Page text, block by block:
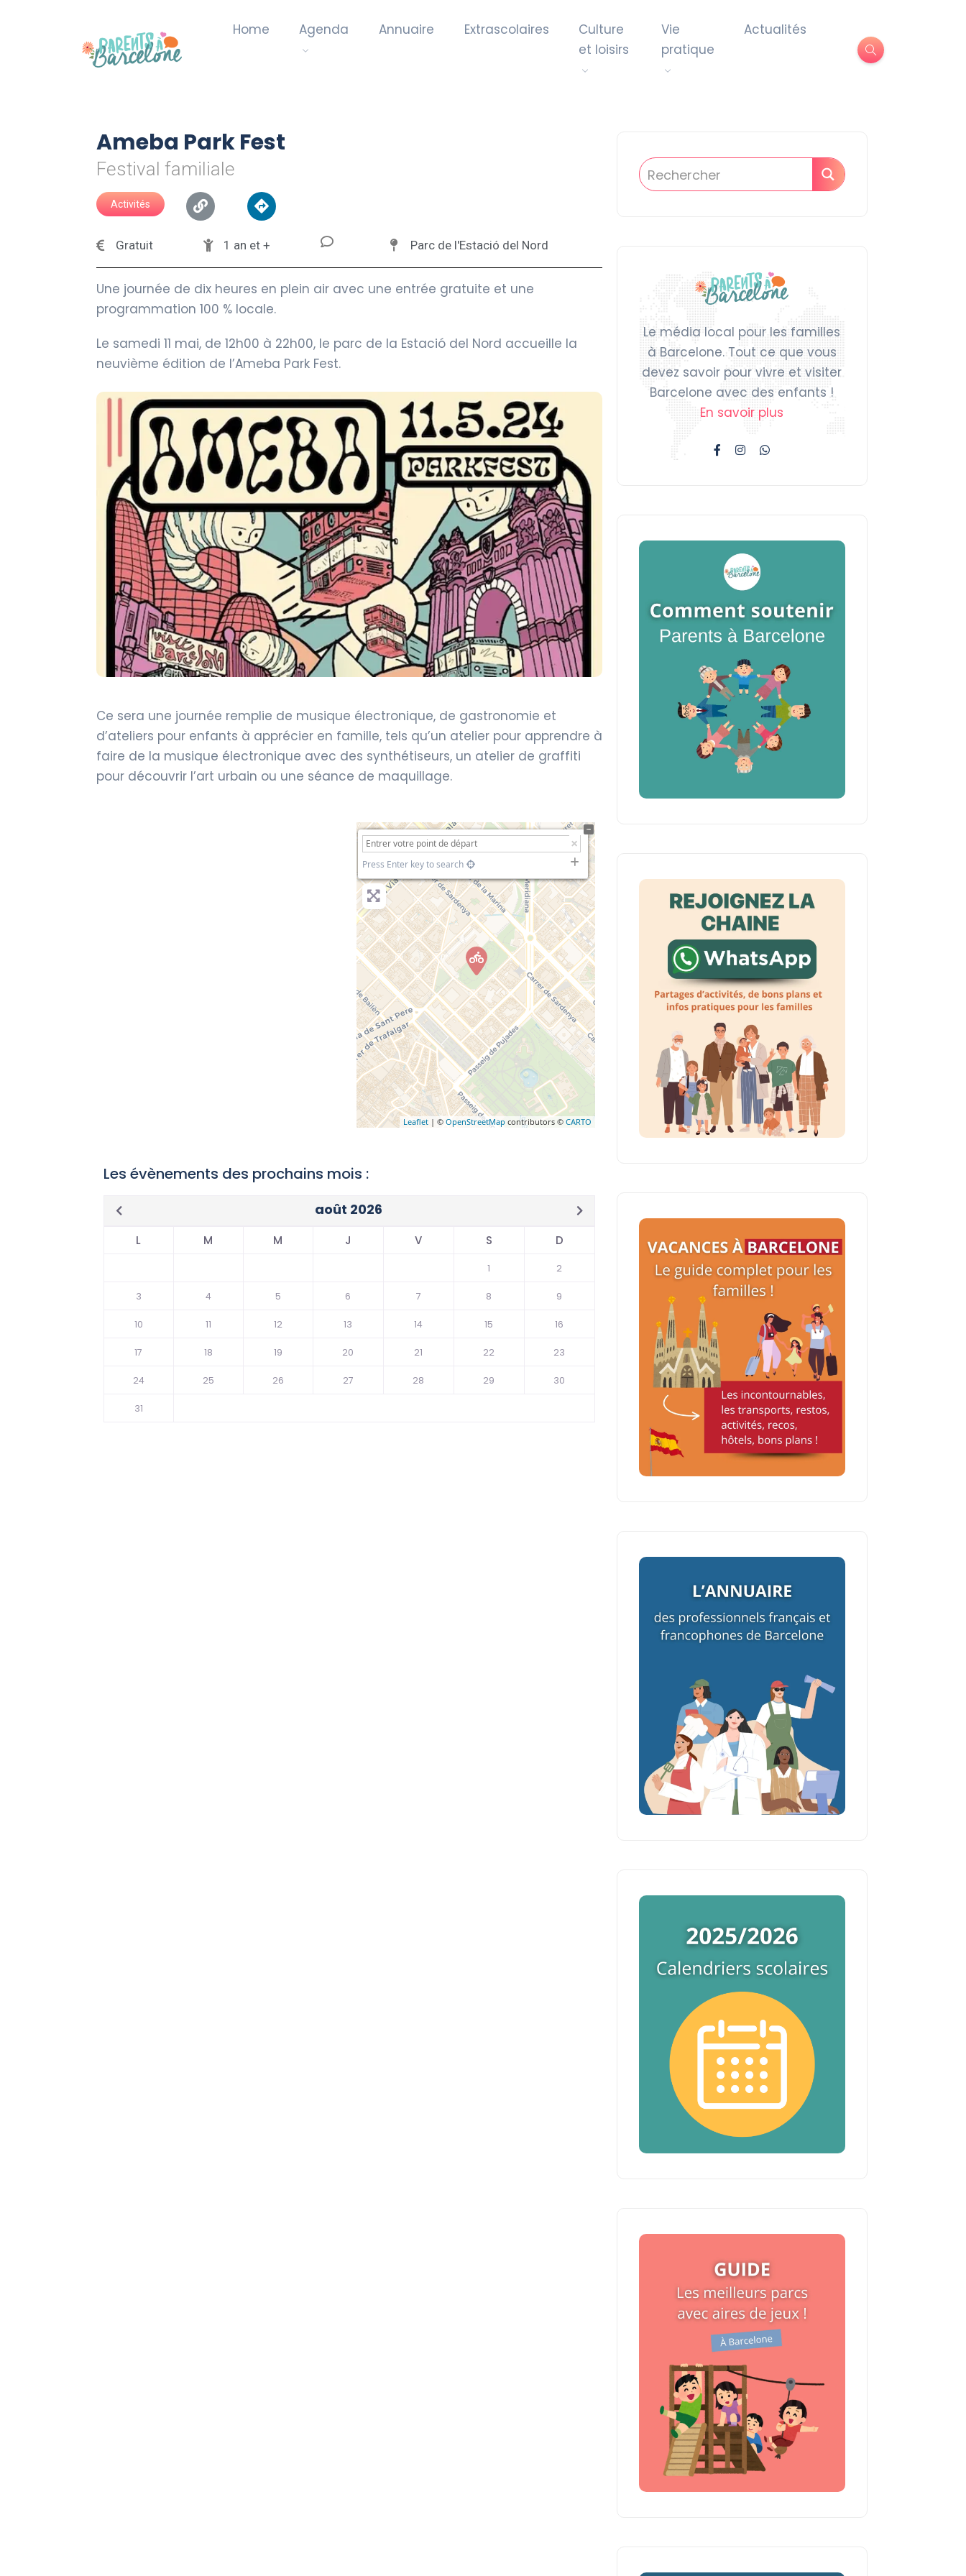
Home Agenda Annuaire Extrascolaires
Culture
et loisirs
Vie
pratique
Actualités
Ameba Park Fest
Festival familiale
Activités
Gratuit 1 an et + Parc de l'Estació del Nord
Une journée de dix heures en plein air avec une entrée gratuite et une
programmation 100 % locale.
Le samedi 11 mai, de 12h00 à 22h00, le parc de la Estació del Nord accueille la
neuvième édition de l’Ameba Park Fest.
Ce sera une journée remplie de musique électronique, de gastronomie et
d’ateliers pour enfants à apprécier en famille, tels qu’un atelier pour apprendre à
faire de la musique électronique avec des synthétiseurs, un atelier de graffiti
pour découvrir l’art urbain ou une séance de maquillage.
+
−
Press Enter key to search
Leaflet| © OpenStreetMapcontributors © CARTO
Les évènements des prochains mois :
août 2026
L M M J V S D
1 2
3 4 5 6 7 8 9
10 11 12 13 14 15 16
17 18 19 20 21 22 23
24 25 26 27 28 29 30
31
Le média local pour les familles
à Barcelone. Tout ce que vous
devez savoir pour vivre et visiter
Barcelone avec des enfants !
En savoir plus